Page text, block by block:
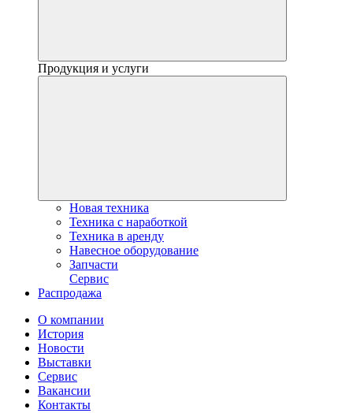
Продукция и услуги
Новая техника
Техника с наработкой
Техника в аренду
Навесное оборудование
Запчасти
Сервис
Распродажа
О компании
История
Новости
Выставки
Сервис
Вакансии
Контакты